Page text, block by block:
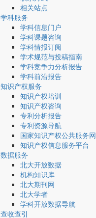
相关站点
学科服务
学科信息门户
学科课题咨询
学科情报订阅
学术规范与投稿指南
学科竞争力分析报告
学科前沿报告
知识产权服务
知识产权培训
知识产权咨询
专利分析报告
专利资源导航
国家知识产权公共服务网
知识产权信息服务平台
数据服务
北大开放数据
机构知识库
北大期刊网
北大学者
学科开放数据导航
查收查引